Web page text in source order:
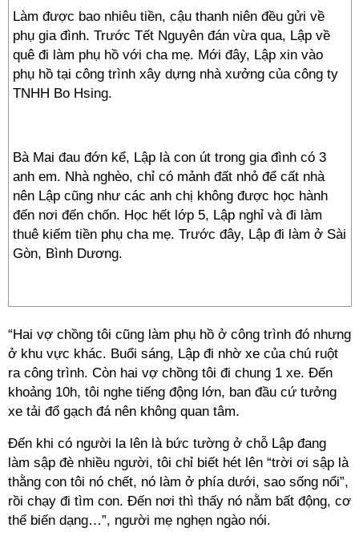
Làm được bao nhiêu tiền, cậu thanh niên đều gửi về
phụ gia đình. Trước Tết Nguyên đán vừa qua, Lập về
quê đi làm phụ hồ với cha mẹ. Mới đây, Lập xin vào
phụ hồ tại công trình xây dựng nhà xưởng của công ty
TNHH Bo Hsing.
Bà Mai đau đớn kể, Lập là con út trong gia đình có 3
anh em. Nhà nghèo, chỉ có mảnh đất nhỏ để cất nhà
nên Lập cũng như các anh chị không được học hành
đến nơi đến chốn. Học hết lớp 5, Lập nghỉ và đi làm
thuê kiếm tiền phụ cha mẹ. Trước đây, Lập đi làm ở Sài
Gòn, Bình Dương.
“Hai vợ chồng tôi cũng làm phụ hồ ở công trình đó nhưng
ở khu vực khác. Buổi sáng, Lập đi nhờ xe của chú ruột
ra công trình. Còn hai vợ chồng tôi đi chung 1 xe. Đến
khoảng 10h, tôi nghe tiếng động lớn, ban đầu cứ tưởng
xe tải đổ gạch đá nên không quan tâm.
Đến khi có người la lên là bức tường ở chỗ Lập đang
làm sập đè nhiều người, tôi chỉ biết hét lên “trời ơi sập là
thằng con tôi nó chết, nó làm ở phía dưới, sao sống nổi”,
rồi chạy đi tìm con. Đến nơi thì thấy nó nằm bất động, cơ
thể biến dạng…”, người mẹ nghẹn ngào nói.